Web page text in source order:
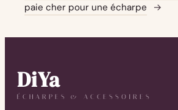
paie cher pour une écharpe
→
DiYa
ÉCHARPES & ACCESSOIRES